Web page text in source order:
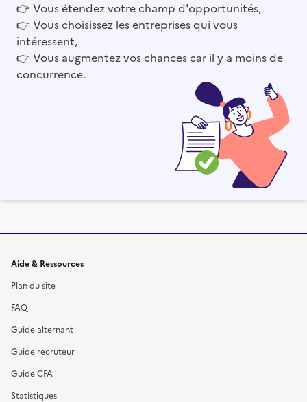
👉 Vous étendez votre champ d'opportunités,
👉 Vous choisissez les entreprises qui vous
intéressent,
👉 Vous augmentez vos chances car il y a moins de
concurrence.
Informations et liens du site
Aide & Ressources
Plan du site
FAQ
Guide alternant
Guide recruteur
Guide CFA
Statistiques